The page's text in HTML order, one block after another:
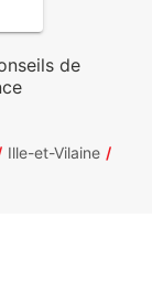
de
Ille-et-Vilaine